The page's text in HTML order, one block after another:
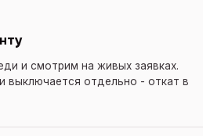
и смотрим на живых заявках.
выключается отдельно - откат в